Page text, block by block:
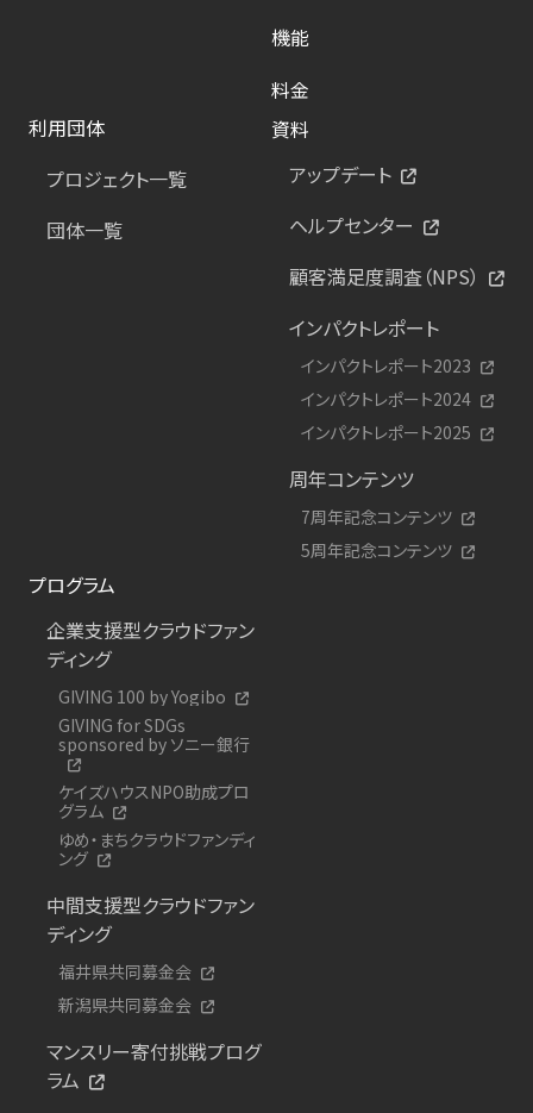
機能
料金
利用団体
プロジェクト一覧
団体一覧
資料
アップデート
ヘルプセンター
顧客満足度調査（NPS）
インパクトレポート
インパクトレポート2023
インパクトレポート2024
インパクトレポート2025
周年コンテンツ
7周年記念コンテンツ
5周年記念コンテンツ
プログラム
企業支援型クラウドファン
ディング
GIVING 100 by Yogibo
GIVING for SDGs
sponsored by ソニー銀行
ケイズハウスNPO助成プロ
グラム
ゆめ・まちクラウドファンディ
ング
中間支援型クラウドファン
ディング
福井県共同募金会
新潟県共同募金会
マンスリー寄付挑戦プログ
ラム